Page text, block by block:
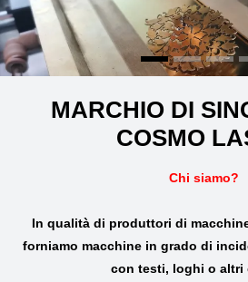
MARCHIO DI
COSMO
Chi siamo?
In qualità di produttori di
forniamo macchine in grado di
con testi, loghi o altri